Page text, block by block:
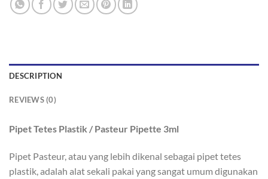
DESCRIPTION
REVIEWS (0)
Pipet Tetes Plastik / Pasteur Pipette 3ml
Pipet Pasteur, atau yang lebih dikenal sebagai pipet tetes
plastik, adalah alat sekali pakai yang sangat umum digunakan